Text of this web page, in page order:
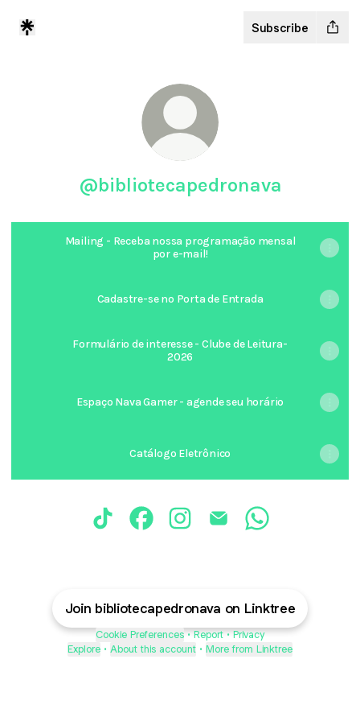
Subscribe
@bibliotecapedronava
Mailing - Receba nossa programação mensal
por e-mail!
Cadastre-se no Porta de Entrada
Formulário de interesse - Clube de Leitura-
2026
Espaço Nava Gamer - agende seu horário
Catálogo Eletrônico
Join bibliotecapedronava on Linktree
Cookie Preferences • Report • Privacy
Explore • About this account • More from Linktree